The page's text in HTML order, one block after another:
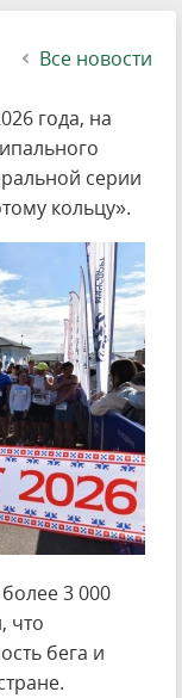
Все новости
года, на
серии
кольцу».
3 000
что
бега и